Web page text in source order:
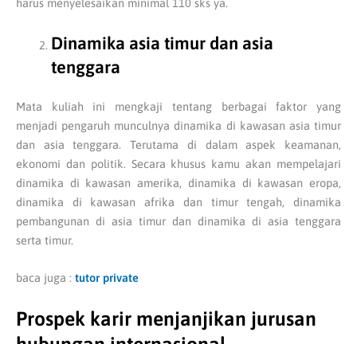
harus menyelesaikan minimal 110 sks ya.
Dinamika asia timur dan asia
tenggara
Mata kuliah ini mengkaji tentang berbagai faktor yang
menjadi pengaruh munculnya dinamika di kawasan asia timur
dan asia tenggara. Terutama di dalam aspek keamanan,
ekonomi dan politik. Secara khusus kamu akan mempelajari
dinamika di kawasan amerika, dinamika di kawasan eropa,
dinamika di kawasan afrika dan timur tengah, dinamika
pembangunan di asia timur dan dinamika di asia tenggara
serta timur.
baca juga : tutor private
Prospek karir menjanjikan jurusan